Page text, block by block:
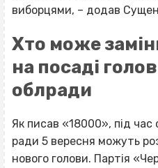
виборцями, – додав
Хто може
на посаді
облради
Як писав «18000», під час
ради 5 вересня можуть
нового голови. Партія